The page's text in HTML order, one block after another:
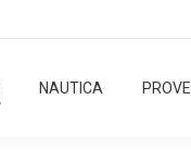
NAUTICA PROVE